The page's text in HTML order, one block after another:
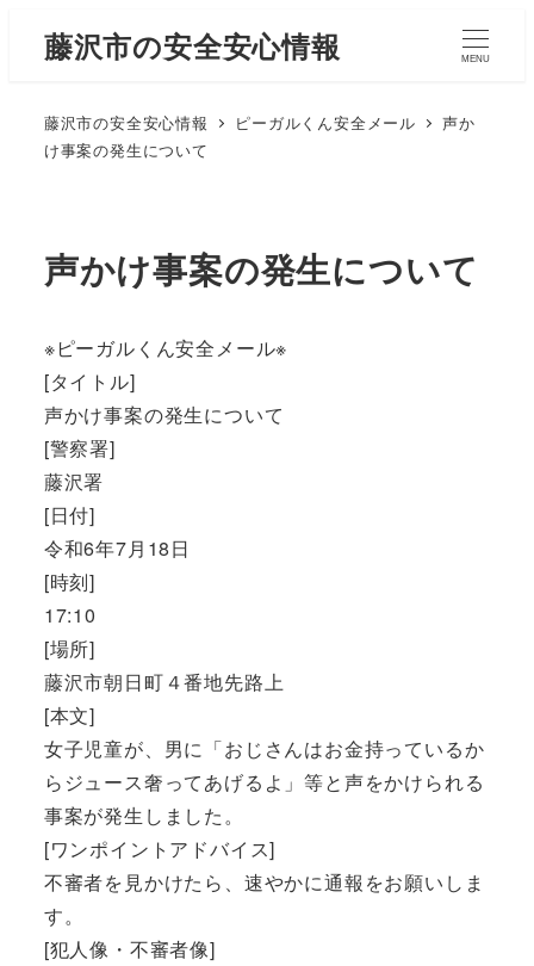
藤沢市の安全安心情報 MENU
藤沢市の安全安心情報 ピーガルくん安全メール
声か
け事案の発生について
声かけ事案の発生について
※ピーガルくん安全メール※
[タイトル]
声かけ事案の発生について
[警察署]
藤沢署
[日付]
令和6年7月18日
[時刻]
17:10
[場所]
藤沢市朝日町４番地先路上
[本文]
女子児童が、男に「おじさんはお金持っているか
らジュース奢ってあげるよ」等と声をかけられる
事案が発生しました。
[ワンポイントアドバイス]
不審者を見かけたら、速やかに通報をお願いしま
す。
[犯人像・不審者像]